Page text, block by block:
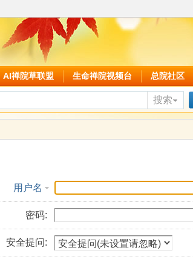
AI禅院草联盟 生命禅院视频台 总院社区
搜索
用户名
密码:
安全提问: